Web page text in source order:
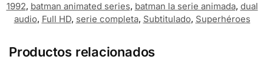
1992, batman animated series, batman la serie animada, dual
audio, Full HD, serie completa, Subtitulado, Superhéroes
Productos relacionados